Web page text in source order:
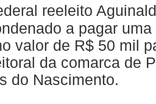
reeleito
a pagar
valor de R$ 50 mil
da comarca de
do Nascimento.